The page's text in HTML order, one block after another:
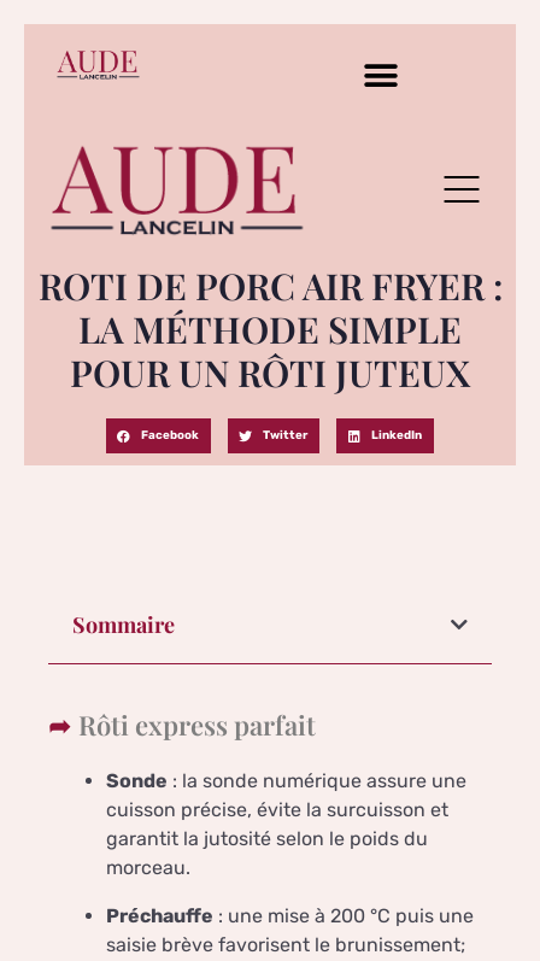
ROTI DE PORC AIR FRYER :
LA MÉTHODE SIMPLE
POUR UN RÔTI JUTEUX
Facebook Twitter LinkedIn
Sommaire
Rôti express parfait
Sonde : la sonde numérique assure une
cuisson précise, évite la surcuisson et
garantit la jutosité selon le poids du
morceau.
Préchauffe : une mise à 200 °C puis une
saisie brève favorisent le brunissement;